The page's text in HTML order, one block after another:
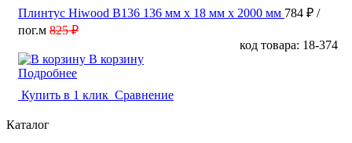
Плинтус Hiwood B136 136 мм х 18 мм х 2000 мм 784 ₽ /
пог.м 825 ₽
код товара: 18-374
В корзину
Подробнее
Купить в 1 клик Сравнение
Каталог